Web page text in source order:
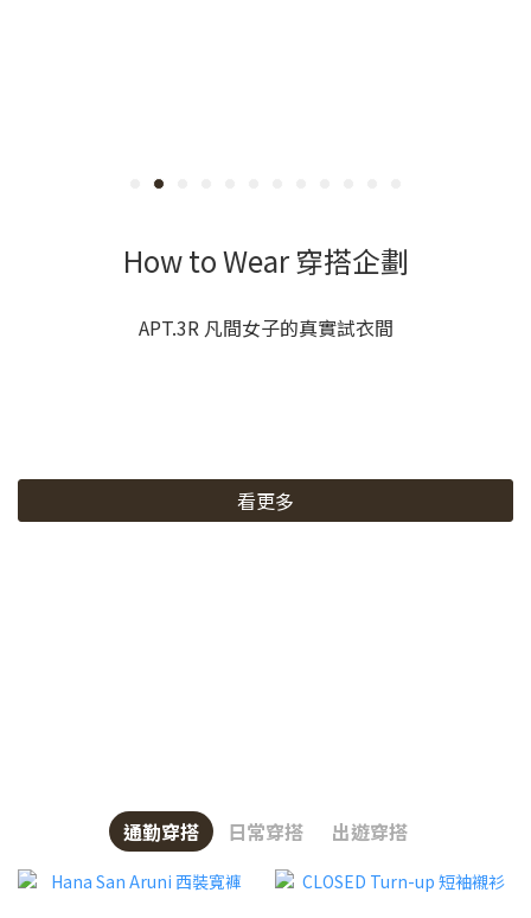
How to Wear 穿搭企劃
APT.3R 凡間女子的真實試衣間
看更多
通勤穿搭 日常穿搭 出遊穿搭